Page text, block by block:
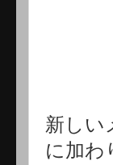
新しい
に加わ